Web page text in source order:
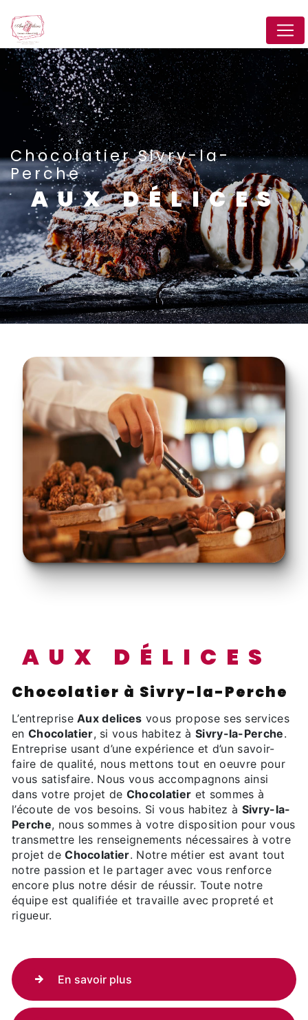
Chocolatier Sivry-la-
Perche
AUX DÉLICES
AUX DÉLICES
Chocolatier à Sivry-la-Perche
L’entrepriseAux delices vous propose ses services
en Chocolatier, si vous habitez à Sivry-la-Perche.
Entreprise usant d’une expérience et d’un savoir-
faire de qualité, nous mettons tout en oeuvre pour
vous satisfaire. Nous vous accompagnons ainsi
dans votre projet de Chocolatier et sommes à
l’écoute de vos besoins. Si vous habitez à Sivry-la-
Perche, nous sommes à votre disposition pour vous
transmettre les renseignements nécessaires à votre
projet deChocolatier. Notre métier est avant tout
notre passion et le partager avec vous renforce
encore plus notre désir de réussir. Toute notre
équipe est qualifiée et travaille avec propreté et
rigueur.
En savoir plus